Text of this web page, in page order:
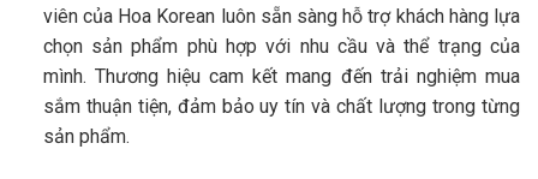
viên của Hoa Korean luôn sẵn sàng hỗ trợ khách hàng lựa
chọn sản phẩm phù hợp với nhu cầu và thể trạng của
mình. Thương hiệu cam kết mang đến trải nghiệm mua
sắm thuận tiện, đảm bảo uy tín và chất lượng trong từng
sản phẩm.